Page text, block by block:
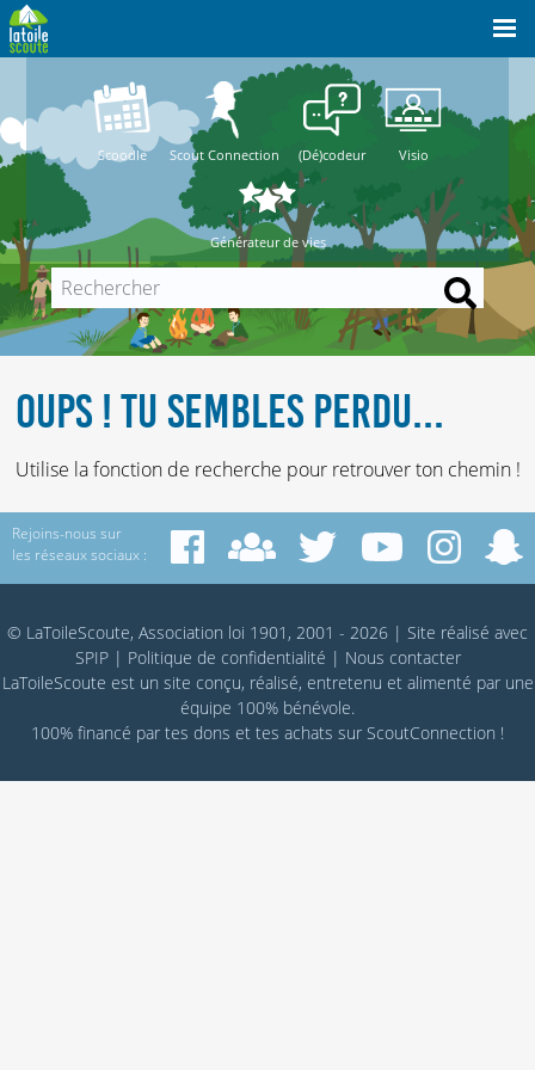
Scoodle Scout Connection (Dé)codeur Visio
Générateur de vies
OUPS ! TU SEMBLES PERDU...
Utilise la fonction de recherche pour retrouver ton chemin !
Rejoins-nous sur
les réseaux sociaux :
© LaToileScoute, Association loi 1901, 2001 - 2026 | Site réalisé avec
SPIP| Politique de confidentialité | Nous contacter
LaToileScoute est un site conçu, réalisé, entretenu et alimenté par une
équipe 100% bénévole.
100% financé par tes dons et tes achats sur ScoutConnection !